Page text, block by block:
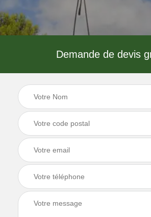
Demande de devis